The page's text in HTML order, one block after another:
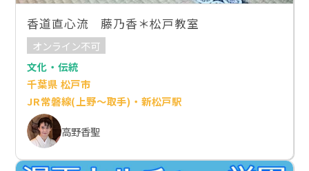
香道直心流 藤乃香＊松戸教室
オンライン不可
文化・伝統
千葉県 松戸市
JR常磐線(上野～取手)・新松戸駅
高野香聖